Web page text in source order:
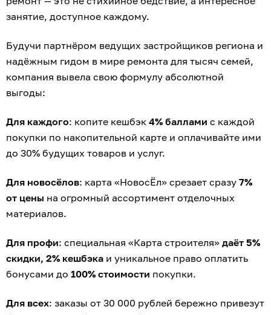
занятие, доступное каждому.
Будучи партнёром ведущих застройщиков региона и
надёжным гидом в мире ремонта для тысяч семей,
компания вывела свою формулу абсолютной
выгоды:
Для каждого: копите кешбэк 4% баллами с каждой
покупки по накопительной карте и оплачивайте ими
до 30% будущих товаров и услуг.
Для новосёлов: карта «НовосЁл» срезает сразу 7%
от цены на огромный ассортимент отделочных
материалов.
Для профи: специальная «Карта строителя» даёт 5%
скидки, 2% кешбэка и уникальное право оплатить
бонусами до 100% стоимости покупки.
Для всех: заказы от 30 000 рублей бережно привезут